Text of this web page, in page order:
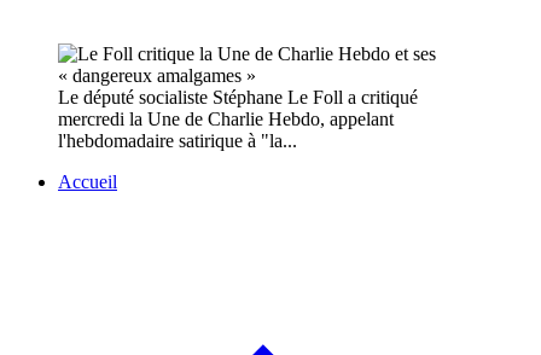
Le député socialiste Stéphane Le Foll a critiqué
mercredi la Une de Charlie Hebdo, appelant
l'hebdomadaire satirique à "la...
Accueil